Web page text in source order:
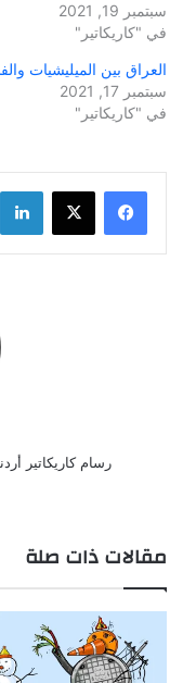
سبتمبر 19, 2021
في "كاريكاتير"
العراق بين الميليشيات
سبتمبر 17, 2021
في "كاريكاتير"
رسام كاريكاتير
مقالات ذات صلة